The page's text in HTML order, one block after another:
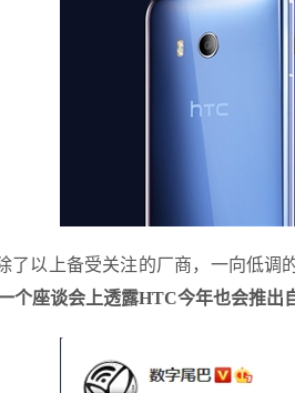
了以上备受关注的厂商，一向低调
个座谈会上透露HTC今年也会推出